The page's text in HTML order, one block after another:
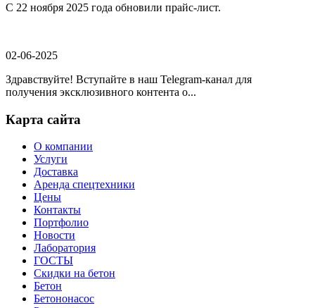
С 22 ноября 2025 года обновили прайс-лист.
02-06-2025
Здравствуйте! Вступайте в наш Telegram-канал для
получения эксклюзивного контента о...
Карта сайта
О компании
Услуги
Доставка
Аренда спецтехники
Цены
Контакты
Портфолио
Новости
Лаборатория
ГОСТЫ
Скидки на бетон
Бетон
Бетононасос